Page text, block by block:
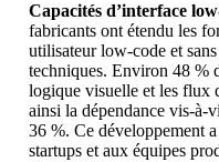
Capacités d’interface
fabricants ont étendu les
utilisateur low-code et
techniques. Environ 48 %
logique visuelle et les flux
ainsi la dépendance vis-à-
36 %. Ce développement
startups et aux équipes